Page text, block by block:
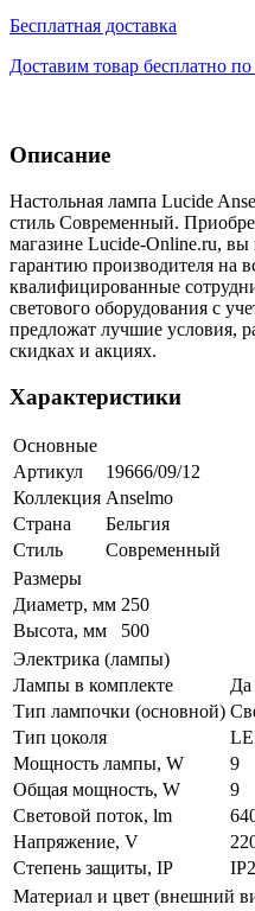
Бесплатная доставка
Доставим товар бесплатно
Описание
Настольная лампа Lucide
стиль Современный.
магазине Lucide-Online.ru,
гарантию производителя
квалифицированные
светового оборудования с
предложат лучшие условия,
скидках и акциях.
Характеристики
Основные
Артикул
19666/09/12
Коллекция Anselmo
Страна
Бельгия
Стиль
Современный
Размеры
Диаметр, мм 250
Высота, мм
500
Электрика (лампы)
Лампы в комплекте
Да
Тип лампочки (основной)
Тип цоколя
Мощность лампы, W
9
Общая мощность, W
9
Световой поток, lm
Напряжение, V
Степень защиты, IP
Материал и цвет (внешний